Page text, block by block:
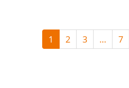
1 2 3 … 7